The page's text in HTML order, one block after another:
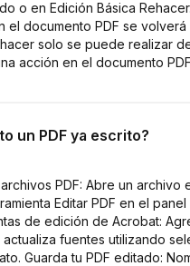
o en Edición Básica
el documento PDF se volverá
solo se puede realizar
acción en el documento
un PDF ya escrito?
PDF: Abre un archivo
Editar PDF en el
de edición de Acrobat:
fuentes utilizando
Guarda tu PDF editado: